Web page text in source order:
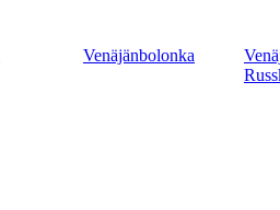
Venäjänbolonka